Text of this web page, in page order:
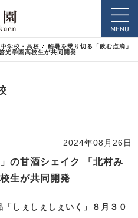
学校・高校
酷暑を乗り切る「飲む点滴」
光学園高校生が共同開発
2024年08月26日
の甘酒シェイク 「北村み
生が共同開発
しぇしぇしぇいく」８月３０